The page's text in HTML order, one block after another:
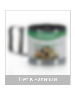
Нет в наличии